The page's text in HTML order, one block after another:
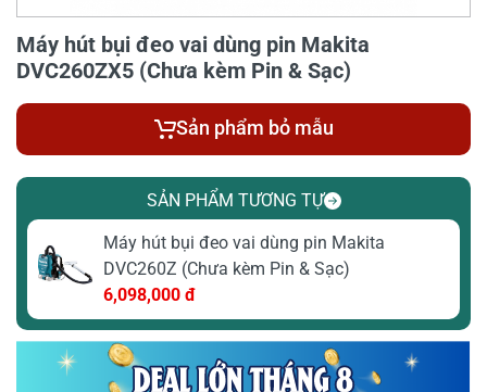
Máy hút bụi đeo vai dùng pin Makita
DVC260ZX5 (Chưa kèm Pin & Sạc)
Sản phẩm bỏ mẫu
SẢN PHẨM TƯƠNG TỰ
Máy hút bụi đeo vai dùng pin Makita
DVC260Z (Chưa kèm Pin & Sạc)
6,098,000 đ